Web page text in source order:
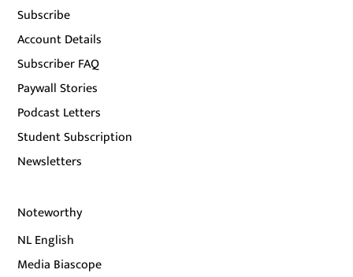
Subscribe
Account Details
Subscriber FAQ
Paywall Stories
Podcast Letters
Student Subscription
Newsletters
Noteworthy
NL English
Media Biascope